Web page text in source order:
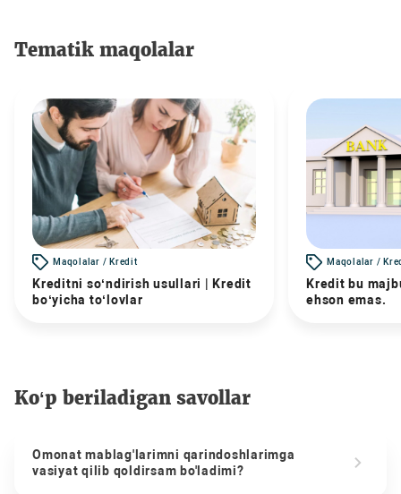
Tematik maqolalar
Maqolalar / Kredit
Kreditni so‘ndirish usullari | Kredit
bo‘yicha to‘lovlar
Maqolalar /
Kredit bu
ehson emas.
Ko‘p beriladigan savollar
Omonat mablag'larimni qarindoshlarimga
vasiyat qilib qoldirsam bo'ladimi?